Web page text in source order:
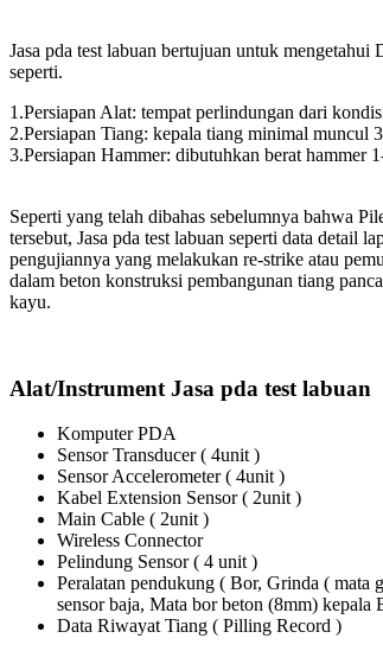
Jasa pda test labuan bertujuan untuk
seperti.
1.Persiapan Alat: tempat perlindungan dari
2.Persiapan Tiang: kepala tiang minimal muncul
3.Persiapan Hammer: dibutuhkan berat hammer
Seperti yang telah dibahas sebelumnya bahwa
tersebut, Jasa pda test labuan seperti data detail
pengujiannya yang melakukan re-strike atau
dalam beton konstruksi pembangunan tiang
kayu.
Alat/Instrument Jasa pda test labuan
Komputer PDA
Sensor Transducer ( 4unit )
Sensor Accelerometer ( 4unit )
Kabel Extension Sensor ( 2unit )
Main Cable ( 2unit )
Wireless Connector
Pelindung Sensor ( 4 unit )
Peralatan pendukung ( Bor, Grinda ( mata
sensor baja, Mata bor beton (8mm)
Data Riwayat Tiang ( Pilling Record )